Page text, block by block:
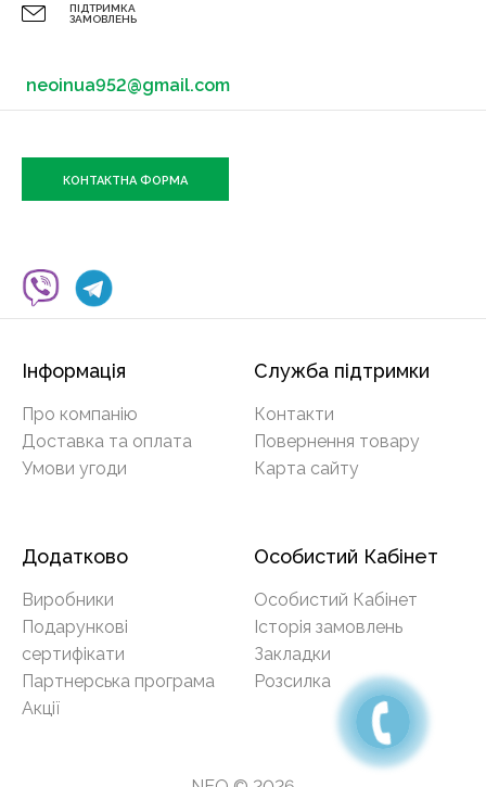
ПІДТРИМКА
ЗАМОВЛЕНЬ
neoinua952@gmail.com
КОНТАКТНА ФОРМА
Інформація
Про компанію
Доставка та оплата
Умови угоди
Служба підтримки
Контакти
Повернення товару
Карта сайту
Додатково
Виробники
Подарункові
сертифікати
Партнерська програма
Акції
Особистий Кабінет
Особистий Кабінет
Історія замовлень
Закладки
Розсилка